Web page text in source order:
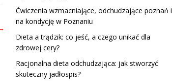
Ćwiczenia wzmacniające, odchudzające poznań i
na kondycję w Poznaniu
Dieta a trądzik: co jeść, a czego unikać dla
zdrowej cery?
Racjonalna dieta odchudzająca: jak stworzyć
skuteczny jadłospis?